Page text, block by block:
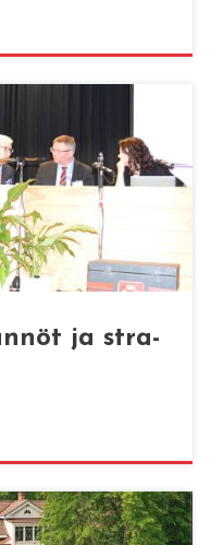
ja stra­